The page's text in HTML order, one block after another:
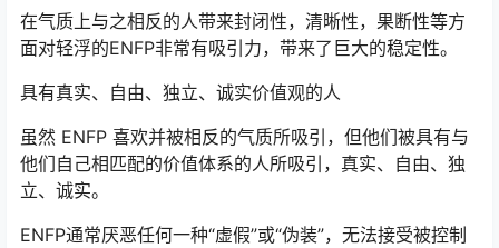
在气质上与之相反的人带来封闭性，清晰性，果断性等方
面对轻浮的ENFP非常有吸引力，带来了巨大的稳定性。
具有真实、自由、独立、诚实价值观的人
虽然 ENFP 喜欢并被相反的气质所吸引，但他们被具有与
他们自己相匹配的价值体系的人所吸引，真实、自由、独
立、诚实。
ENFP通常厌恶任何一种“虚假”或“伪装”，无法接受被控制